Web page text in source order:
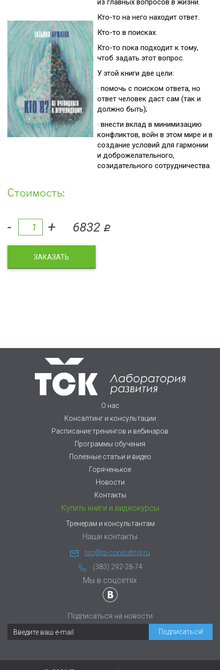
из главных вопросов в жизни.
Кто-то на него находит ответ.
Кто-то в поисках.
Кто-то пока подходит к тому,
чтоб задать этот вопрос.
У этой книги две цели:
· помочь с поиском ответа, но
ответ человек даст сам (так и
должно быть);
· внести вклад в минимизацию
конфликтов, войн в этом мире и в
создание условий для гармонии
и доброжелательного,
созидательного сотрудничества.
Стоимость:
- + 6832 q
ЗАКАЗАТЬ
О нас
Консалтинг и консультации
Расписание тренингов и вебинаров
Программы обучения
Полезные статьи и видео
Горяченькое
Новости
Контакты
Купить книги и видеокурсы
Тренерам и консультантам
Наши контакты
tsc@ts-consulting.ru
(383) 292-28-74
Мы в соцсетях
Подписаться на новости